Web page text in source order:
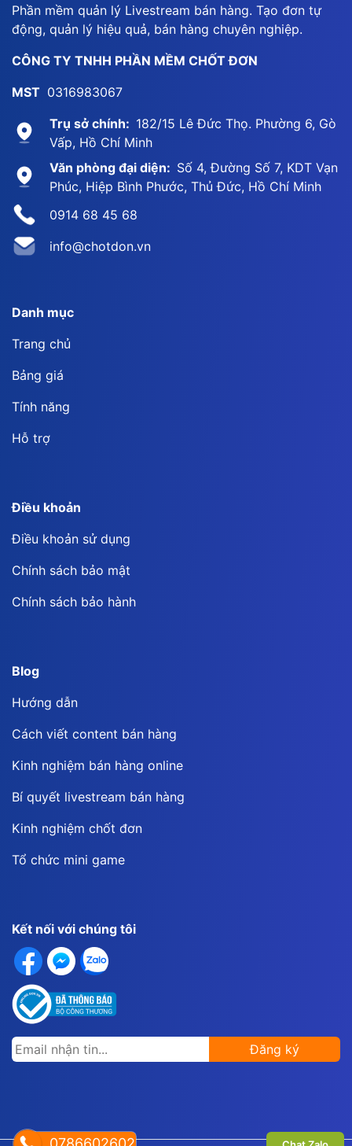
Phần mềm quản lý Livestream bán hàng. Tạo đơn tự
động, quản lý hiệu quả, bán hàng chuyên nghiệp.
CÔNG TY TNHH PHẦN MỀM CHỐT ĐƠN
MST 0316983067
Trụ sở chính: 182/15 Lê Đức Thọ. Phường 6, Gò
Vấp, Hồ Chí Minh
Văn phòng đại diện: Số 4, Đường Số 7, KDT Vạn
Phúc, Hiệp Bình Phước, Thủ Đức, Hồ Chí Minh
0914 68 45 68
info@chotdon.vn
Danh mục
Trang chủ
Bảng giá
Tính năng
Hỗ trợ
Điều khoản
Điều khoản sử dụng
Chính sách bảo mật
Chính sách bảo hành
Blog
Hướng dẫn
Cách viết content bán hàng
Kinh nghiệm bán hàng online
Bí quyết livestream bán hàng
Kinh nghiệm chốt đơn
Tổ chức mini game
Kết nối với chúng tôi
Đăng ký